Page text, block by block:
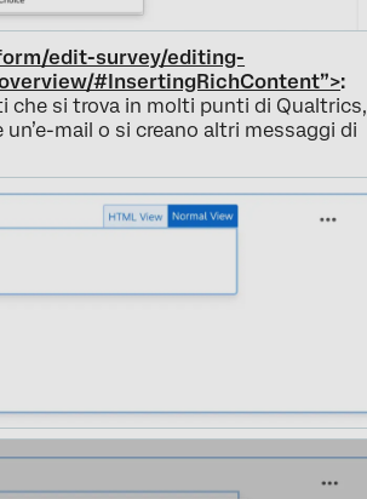
edit-survey/editing-
#InsertingRichContent”>:
che si trova in molti punti di Qualtrics,
mail o si creano altri messaggi di